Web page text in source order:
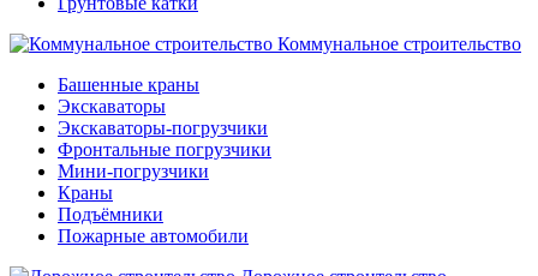
Коммунальное строительство
Башенные краны
Экскаваторы
Экскаваторы-погрузчики
Фронтальные погрузчики
Мини-погрузчики
Краны
Подъёмники
Пожарные автомобили